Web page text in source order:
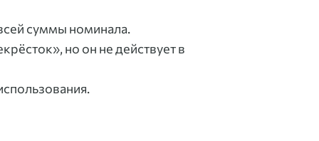
суммы номинала.
но он не действует в